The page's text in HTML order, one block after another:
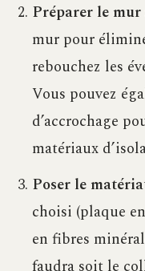
Préparer le mur
mur pour
rebouchez les
Vous pouvez
d’accrochage
matériaux
Poser le
choisi (plaque
en fibres